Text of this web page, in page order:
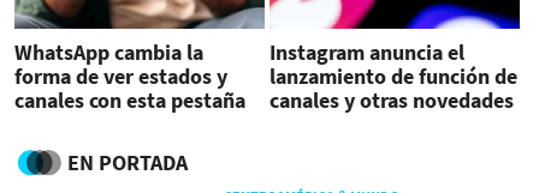
WhatsApp cambia la
forma de ver estados y
canales con esta pestaña
Instagram anuncia el
lanzamiento de función de
canales y otras novedades
EN PORTADA